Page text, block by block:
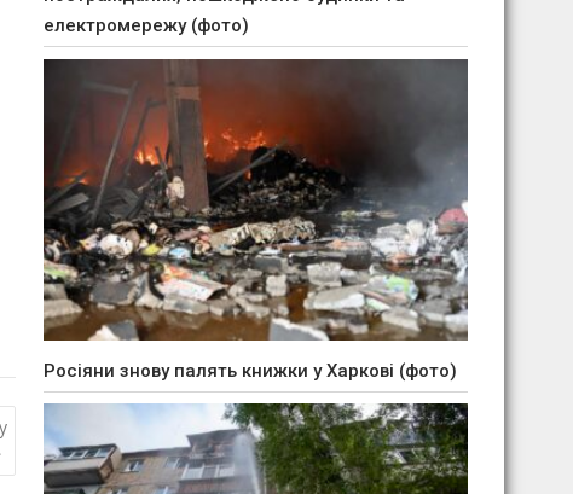
електромережу (фото)
Росіяни знову палять книжки у Харкові (фото)